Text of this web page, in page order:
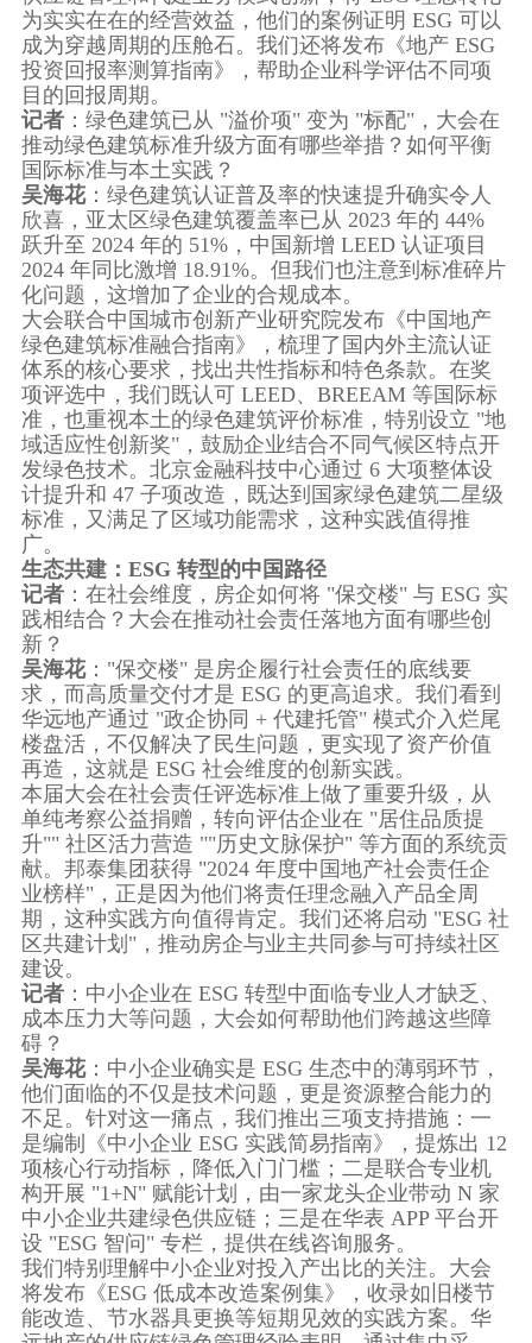
为实实在在的经营效益，他们的案例证明 ESG 可以
成为穿越周期的压舱石。我们还将发布《地产 ESG
投资回报率测算指南》，帮助企业科学评估不同项
目的回报周期。
记者：绿色建筑已从 "溢价项" 变为 "标配"，大会在
推动绿色建筑标准升级方面有哪些举措？如何平衡
国际标准与本土实践？
吴海花：绿色建筑认证普及率的快速提升确实令人
欣喜，亚太区绿色建筑覆盖率已从 2023 年的 44%
跃升至 2024 年的 51%，中国新增 LEED 认证项目
2024 年同比激增 18.91%。但我们也注意到标准碎片
化问题，这增加了企业的合规成本。
大会联合中国城市创新产业研究院发布《中国地产
绿色建筑标准融合指南》，梳理了国内外主流认证
体系的核心要求，找出共性指标和特色条款。在奖
项评选中，我们既认可 LEED、BREEAM 等国际标
准，也重视本土的绿色建筑评价标准，特别设立 "地
域适应性创新奖"，鼓励企业结合不同气候区特点开
发绿色技术。北京金融科技中心通过 6 大项整体设
计提升和 47 子项改造，既达到国家绿色建筑二星级
标准，又满足了区域功能需求，这种实践值得推
广。
生态共建：ESG 转型的中国路径
记者：在社会维度，房企如何将 "保交楼" 与 ESG 实
践相结合？大会在推动社会责任落地方面有哪些创
新？
吴海花："保交楼" 是房企履行社会责任的底线要
求，而高质量交付才是 ESG 的更高追求。我们看到
华远地产通过 "政企协同 + 代建托管" 模式介入烂尾
楼盘活，不仅解决了民生问题，更实现了资产价值
再造，这就是 ESG 社会维度的创新实践。
本届大会在社会责任评选标准上做了重要升级，从
单纯考察公益捐赠，转向评估企业在 "居住品质提
升"" 社区活力营造 ""历史文脉保护" 等方面的系统贡
献。邦泰集团获得 "2024 年度中国地产社会责任企
业榜样"，正是因为他们将责任理念融入产品全周
期，这种实践方向值得肯定。我们还将启动 "ESG 社
区共建计划"，推动房企与业主共同参与可持续社区
建设。
记者：中小企业在 ESG 转型中面临专业人才缺乏、
成本压力大等问题，大会如何帮助他们跨越这些障
碍？
吴海花：中小企业确实是 ESG 生态中的薄弱环节，
他们面临的不仅是技术问题，更是资源整合能力的
不足。针对这一痛点，我们推出三项支持措施：一
是编制《中小企业 ESG 实践简易指南》，提炼出 12
项核心行动指标，降低入门门槛；二是联合专业机
构开展 "1+N" 赋能计划，由一家龙头企业带动 N 家
中小企业共建绿色供应链；三是在华表 APP 平台开
设 "ESG 智问" 专栏，提供在线咨询服务。
我们特别理解中小企业对投入产出比的关注。大会
将发布《ESG 低成本改造案例集》，收录如旧楼节
能改造、节水器具更换等短期见效的实践方案。华